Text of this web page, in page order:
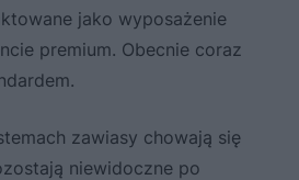
jako wyposażenie
premium. Obecnie coraz
zawiasy chowają się
niewidoczne po